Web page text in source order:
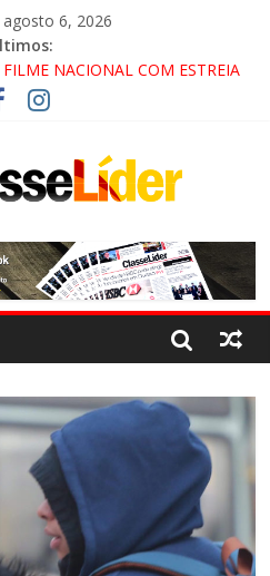
6, 2026
NACIONAL COM ESTREIA
SERÁ BLOQUEADO NO FIM
E QUELUZ NA RETA FINAL